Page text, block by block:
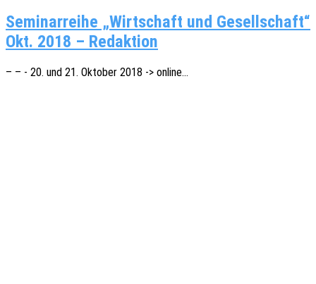
Seminarreihe „Wirtschaft und Gesellschaft“
Okt. 2018 – Redaktion
– – - 20. und 21. Okto­ber 2018 -> online…